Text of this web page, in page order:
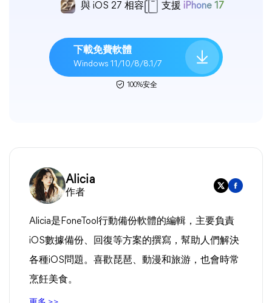
與 iOS 27 相容 支援 iPhone 17
下載免費軟體
Windows 11/10/8/8.1/7
100%安全
Alicia
作者
Alicia是FoneTool行動備份軟體的編輯，主要負責
iOS數據備份、回復等方案的撰寫，幫助人們解決
各種iOS問題。喜歡琵琶、動漫和旅游，也會時常
烹飪美食。